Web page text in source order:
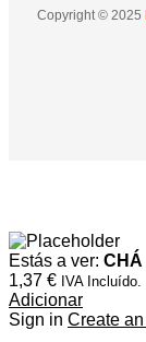
Copyright © 2025
Estás a ver: CHÁ
1,37 € IVA Incluído.
Adicionar
Sign in Create